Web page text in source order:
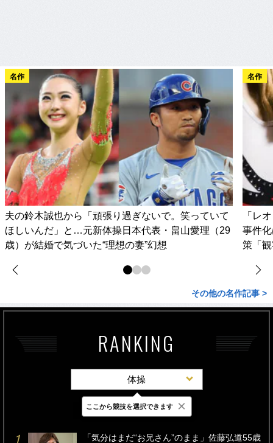
名作
夫の鈴木誠也から「頑張り過ぎないで。笑っていて
ほしいんだ」と…元新体操日本代表・畠山愛理（29
歳）が結婚で気づいた“理想の妻”幻想
名作
「レ
事件
策「
その他の名作記事 >
RANKING
体操
最新 24時間 週間
「気分はまだ“お兄さん”のまま」佐藤弘道55歳
ここから競技を選択できます ×